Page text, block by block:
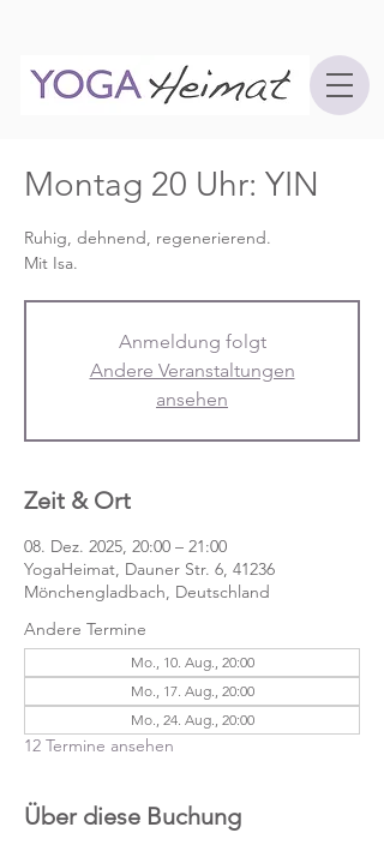
Montag 20 Uhr: YIN
Ruhig, dehnend, regenerierend.
Mit Isa.
Anmeldung folgt
Andere Veranstaltungen
ansehen
Zeit & Ort
08. Dez. 2025, 20:00 – 21:00
YogaHeimat, Dauner Str. 6, 41236
Mönchengladbach, Deutschland
Andere Termine
Mo., 10. Aug., 20:00
Mo., 17. Aug., 20:00
Mo., 24. Aug., 20:00
12 Termine ansehen
Über diese Buchung